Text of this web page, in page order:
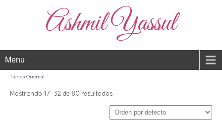
Ashmil Yassul
Menu
Tienda Oriental
Mostrando 17–32 de 80 resultados